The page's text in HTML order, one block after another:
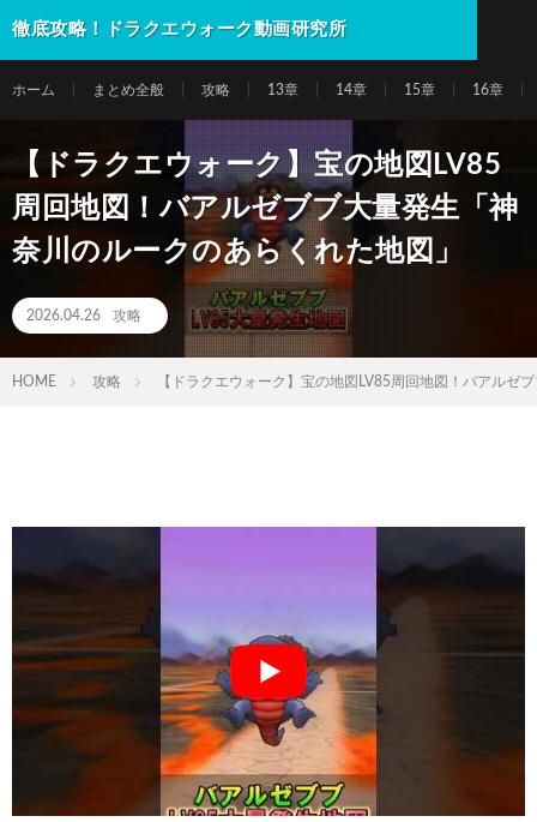
徹底攻略！ドラクエウォーク動画研究所
ホーム まとめ全般 攻略 13章 14章 15章 16章
【ドラクエウォーク】宝の地図LV85
周回地図！バアルゼブブ大量発生「神
奈川のルークのあらくれた地図」
2026.04.26 攻略
HOME 攻略 【ドラクエウォーク】宝の地図LV85周回地図！バアルゼ